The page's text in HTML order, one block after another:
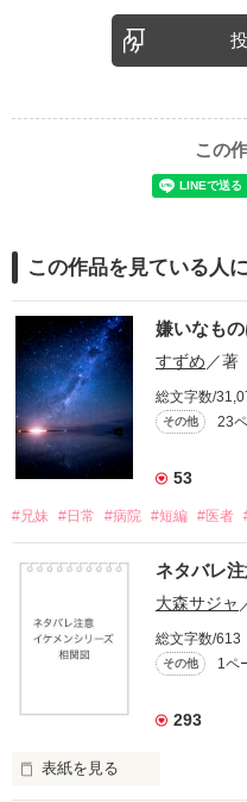
この
この作品を見ている人
嫌いなも
すずめ／著
総文字数/
その他 23
53
#兄妹 #日常 #病院 #短編 #医者
ネタバレ
大森サジャ
総文字数/613
その他 1ペ
293
表紙を見る